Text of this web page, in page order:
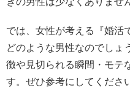
では、女性が考える『婚活
どのような男性なのでしょ
徴や見切られる瞬間・モテ
す。ぜひ参考にしてくださ